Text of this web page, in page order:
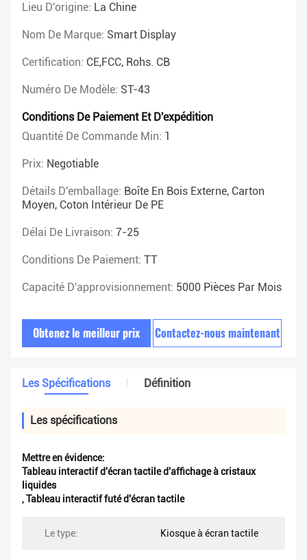
Lieu D'origine: La Chine
Nom De Marque: Smart Display
Certification: CE,FCC, Rohs. CB
Numéro De Modèle: ST-43
Conditions De Paiement Et D'expédition
Quantité De Commande Min: 1
Prix: Negotiable
Détails D'emballage: Boîte En Bois Externe, Carton
Moyen, Coton Intérieur De PE
Délai De Livraison: 7-25
Conditions De Paiement: TT
Capacité D'approvisionnement: 5000 Pièces Par Mois
Obtenez le meilleur prix Contactez-nous maintenant
Les Spécifications Définition
Les spécifications
Mettre en évidence:
Tableau interactif d'écran tactile d'affichage à cristaux
liquides
,Tableau interactif futé d'écran tactile
Le type: Kiosque à écran tactile